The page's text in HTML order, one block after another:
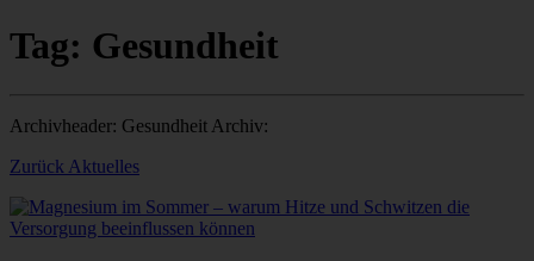
Tag: Gesundheit
Archivheader: Gesundheit Archiv:
Zurück Aktuelles